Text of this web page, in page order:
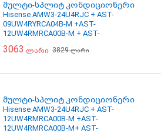
მულტი-სპლიტ კონდიციონერი
Hisense AMW3-24U4RJC + AST-
09UW4RYRCA04B-M +AST-
12UW4RMRCA00B-M + AST-
შიდა და გარე ბლოკი
3063 ლარი 3829ლარი
მულტი-სპლიტ კონდიციონერი
Hisense AMW3-24U4RJC + AST-
12UW4RMRCA00B-M +AST-
12UW4RMRCA00B-M+ AST-